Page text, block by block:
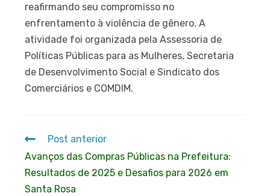
reafirmando seu compromisso no
enfrentamento à violência de gênero. A
atividade foi organizada pela Assessoria de
Políticas Públicas para as Mulheres, Secretaria
de Desenvolvimento Social e Sindicato dos
Comerciários e COMDIM.
Post anterior
Avanços das Compras Públicas na Prefeitura:
Resultados de 2025 e Desafios para 2026 em
Santa Rosa